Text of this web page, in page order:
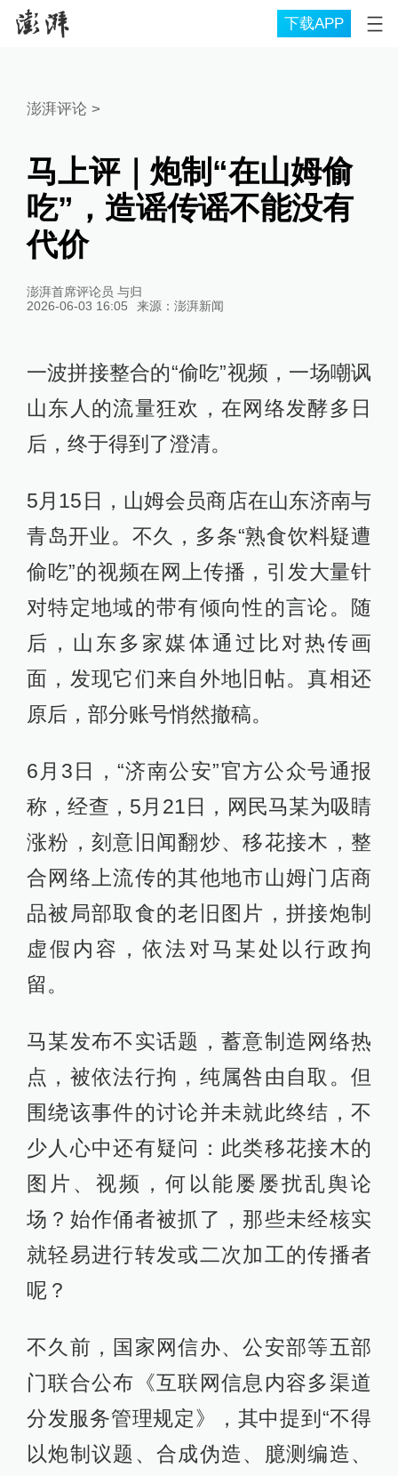
下载APP
澎湃评论 >
马上评｜炮制“在山姆偷
吃”，造谣传谣不能没有
代价
澎湃首席评论员 与归
2026-06-03 16:05
来源： 澎湃新闻
一波拼接整合的“偷吃”视频，一场嘲讽
山东人的流量狂欢，在网络发酵多日
后，终于得到了澄清。
5月15日，山姆会员商店在山东济南与
青岛开业。不久，多条“熟食饮料疑遭
偷吃”的视频在网上传播，引发大量针
对特定地域的带有倾向性的言论。随
后，山东多家媒体通过比对热传画
面，发现它们来自外地旧帖。真相还
原后，部分账号悄然撤稿。
6月3日，“济南公安”官方公众号通报
称，经查，5月21日，网民马某为吸睛
涨粉，刻意旧闻翻炒、移花接木，整
合网络上流传的其他地市山姆门店商
品被局部取食的老旧图片，拼接炮制
虚假内容，依法对马某处以行政拘
留。
马某发布不实话题，蓄意制造网络热
点，被依法行拘，纯属咎由自取。但
围绕该事件的讨论并未就此终结，不
少人心中还有疑问：此类移花接木的
图片、视频，何以能屡屡扰乱舆论
场？始作俑者被抓了，那些未经核实
就轻易进行转发或二次加工的传播者
呢？
不久前，国家网信办、公安部等五部
门联合公布《互联网信息内容多渠道
分发服务管理规定》，其中提到“不得
以炮制议题、合成伪造、臆测编造、